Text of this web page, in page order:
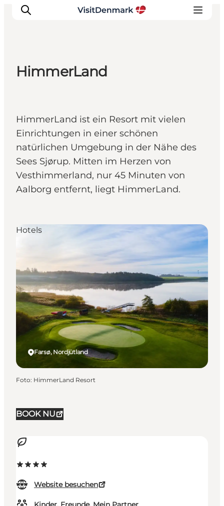
Erlebnisse
Unterkünfte
Reiseplanung
HimmerLand
HimmerLand ist ein Resort mit vielen
Einrichtungen in einer schönen
natürlichen Umgebung in der Nähe des
Sees Sjørup. Mitten im Herzen von
Vesthimmerland, nur 45 Minuten von
Aalborg entfernt, liegt HimmerLand.
BOOK NU
Website besuchen
Farsø, Nordjütland
Hotels
Foto: HimmerLand Resort